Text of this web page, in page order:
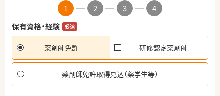
1 2 3
4
保有資格・経験
必須
薬剤師免許 研修認定薬剤師
薬剤師免許取得見込（薬学生等）